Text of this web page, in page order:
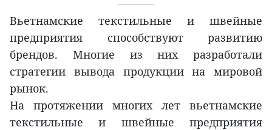
Вьетнамские текстильные и швейные
предприятия способствуют развитию
брендов. Многие из них разработали
стратегии вывода продукции на мировой
рынок.
На протяжении многих лет вьетнамские
текстильные и швейные предприятия